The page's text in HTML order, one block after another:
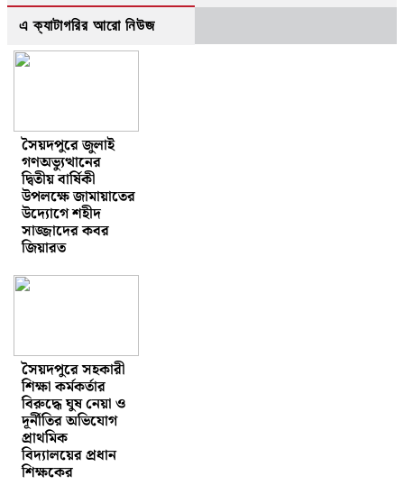
এ ক্যাটাগরির আরো নিউজ
সৈয়দপুরে জুলাই
গণঅভ্যুত্থানের
দ্বিতীয় বার্ষিকী
উপলক্ষে জামায়াতের
উদ্যোগে শহীদ
সাজ্জাদের কবর
জিয়ারত
সৈয়দপুরে সহকারী
শিক্ষা কর্মকর্তার
বিরুদ্ধে ঘুষ নেয়া ও
দূর্নীতির অভিযোগ
প্রাথমিক
বিদ্যালয়ের প্রধান
শিক্ষকের